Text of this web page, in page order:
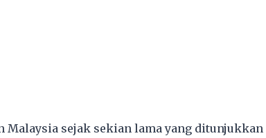
sejak sekian lama yang ditunjukkan